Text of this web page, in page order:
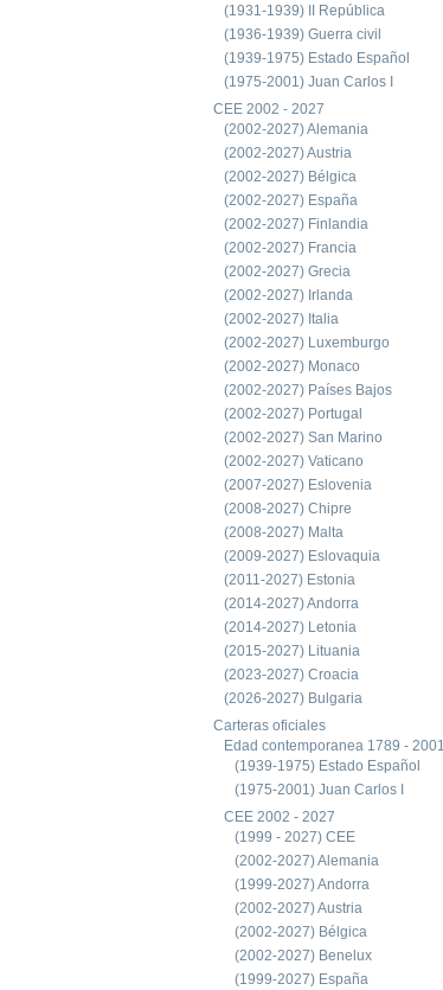
(1931-1939) II República
(1936-1939) Guerra civil
(1939-1975) Estado Español
(1975-2001) Juan Carlos I
CEE 2002 - 2027
(2002-2027) Alemania
(2002-2027) Austria
(2002-2027) Bélgica
(2002-2027) España
(2002-2027) Finlandia
(2002-2027) Francia
(2002-2027) Grecia
(2002-2027) Irlanda
(2002-2027) Italia
(2002-2027) Luxemburgo
(2002-2027) Monaco
(2002-2027) Países Bajos
(2002-2027) Portugal
(2002-2027) San Marino
(2002-2027) Vaticano
(2007-2027) Eslovenia
(2008-2027) Chipre
(2008-2027) Malta
(2009-2027) Eslovaquia
(2011-2027) Estonia
(2014-2027) Andorra
(2014-2027) Letonia
(2015-2027) Lituania
(2023-2027) Croacia
(2026-2027) Bulgaria
Carteras oficiales
Edad contemporanea 1789 - 2001
(1939-1975) Estado Español
(1975-2001) Juan Carlos I
CEE 2002 - 2027
(1999 - 2027) CEE
(2002-2027) Alemania
(1999-2027) Andorra
(2002-2027) Austria
(2002-2027) Bélgica
(2002-2027) Benelux
(1999-2027) España